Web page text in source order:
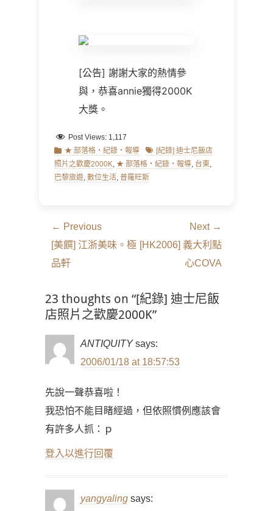
[公告] 謝謝大家的熱情參
與，恭喜annie獨得2000K
大獎。
Post Views: 1,117
Categories
★ 部落格‧紀錄‧報導 Tags[紀錄] 迪士尼飯店
照片之歡慶2000K, ★ 部落格‧紀錄‧報導, 台東,
巴黎旅遊, 數位生活, 普羅旺斯
文
章
導
覽
← Previous
Previous
post:
[美饌] 江浙美味。極
品軒
Next →
Next
[HK2006] 義大利點
心COVA
23 thoughts on “[紀錄] 迪士尼飯
店照片之歡慶2000K”
ANTIQUITY says:
2006/01/18 at 18:57:53
先說一聲恭喜啦！
我恐怕不能目睹經過，但依照慣例應該會
有許多人抓：ｐ
登入以進行回覆
yangyaling says: